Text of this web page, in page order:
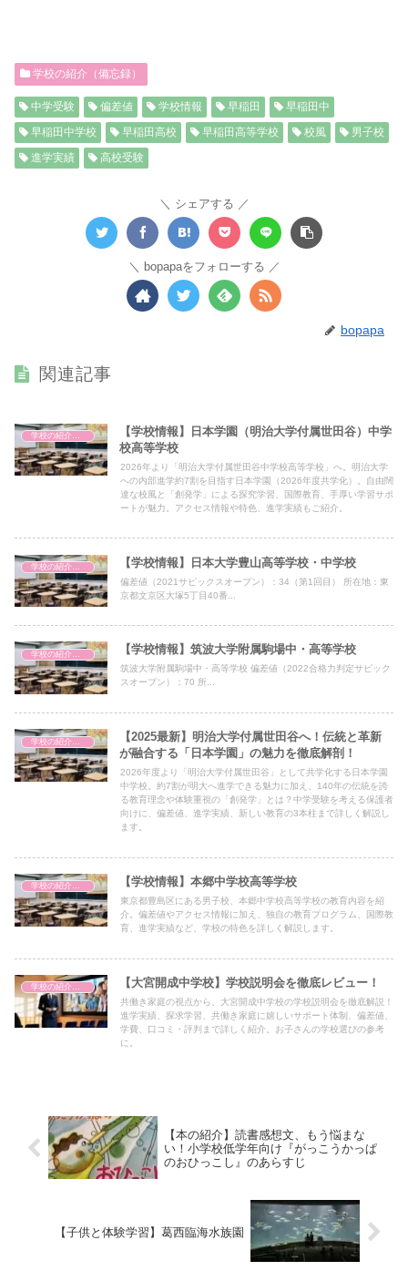
学校の紹介（備忘録）
中学受験 偏差値 学校情報 早稲田
早稲田中
早稲田中学校
早稲田高校 早稲田高等学校 校風
男子校
進学実績
高校受験
シェアする
bopapaをフォローする
bopapa
関連記事
【学校情報】日本学園（明治大学付属世田谷）中学
校高等学校
2026年より「明治大学付属世田谷中学校高等学校」へ。明治大学
への内部進学約7割を目指す日本学園（2026年度共学化）。自由闊
達な校風と「創発学」による探究学習、国際教育、手厚い学習サポ
ートが魅力。アクセス情報や特色、進学実績もご紹介。
【学校情報】日本大学豊山高等学校・中学校
偏差値（2021サピックスオープン）：34（第1回目） 所在地：東
京都文京区大塚5丁目40番...
【学校情報】筑波大学附属駒場中・高等学校
筑波大学附属駒場中・高等学校 偏差値（2022合格力判定サピック
スオープン）：70 所...
【2025最新】明治大学付属世田谷へ！伝統と革新
が融合する「日本学園」の魅力を徹底解剖！
2026年度より「明治大学付属世田谷」として共学化する日本学園
中学校。約7割が明大へ進学できる魅力に加え、140年の伝統を誇
る教育理念や体験重視の「創発学」とは？中学受験を考える保護者
向けに、偏差値、進学実績、新しい教育の3本柱まで詳しく解説し
ます。
学校の紹介（備忘録） 【学校情報】本郷中学校高等学校
東京都豊島区にある男子校、本郷中学校高等学校の教育内容を紹
介。偏差値やアクセス情報に加え、独自の教育プログラム、国際教
育、進学実績など、学校の特色を詳しく解説します。
学校の紹介（備忘録） 【大宮開成中学校】学校説明会を徹底レビュー！
共働き家庭の視点から、大宮開成中学校の学校説明会を徹底解説！
進学実績、探求学習、共働き家庭に嬉しいサポート体制、偏差値、
学費、口コミ・評判まで詳しく紹介。お子さんの学校選びの参考
に。
【本の紹介】読書感想文、もう悩まな
い！小学校低学年向け『がっこうかっぱ
のおひっこし』のあらすじ
【子供と体験学習】葛西臨海水族園